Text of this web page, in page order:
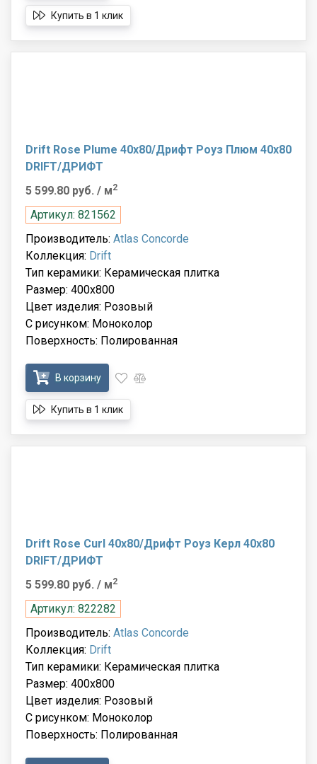
Купить в 1 клик
Drift Rose Plume 40x80/Дрифт Роуз Плюм 40x80
DRIFT/ДРИФТ
5 599.80 руб. / м2
Артикул: 821562
Производитель: Atlas Concorde
Коллекция: Drift
Тип керамики: Керамическая плитка
Размер: 400x800
Цвет изделия: Розовый
С рисунком: Моноколор
Поверхность: Полированная
В корзину
Купить в 1 клик
Drift Rose Curl 40x80/Дрифт Роуз Керл 40x80
DRIFT/ДРИФТ
5 599.80 руб. / м2
Артикул: 822282
Производитель: Atlas Concorde
Коллекция: Drift
Тип керамики: Керамическая плитка
Размер: 400x800
Цвет изделия: Розовый
С рисунком: Моноколор
Поверхность: Полированная